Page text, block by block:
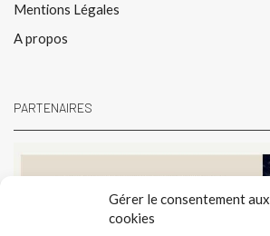
Gérer le consentement aux
cookies
Mentions Légales
A propos
PARTENAIRES